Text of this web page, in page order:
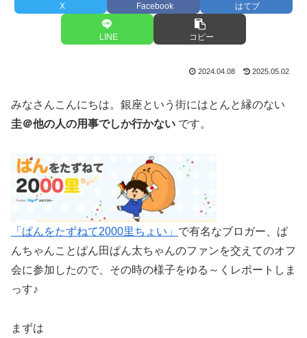
X Facebook はてブ
LINE コピー
2024.04.08 2025.05.02
みなさんこんにちは。銀座という街にはとんと縁のない
圭＠他の人の用事でしか行かない です。
「ぱんをたずねて2000里ちょい」 で有名なブロガー、ぱ
んちゃんことぱん田ぱん太ちゃんのファンを交えてのオフ
会に参加したので、その時の様子をゆる～くレポートしま
っす♪
まずは